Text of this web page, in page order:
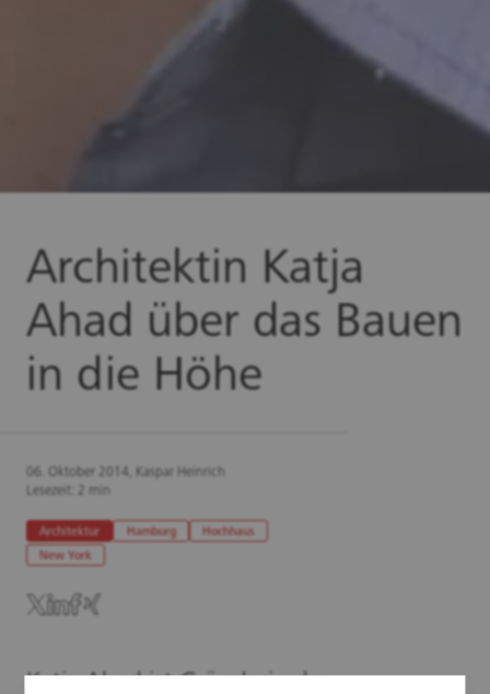
Architektin Katja
Ahad über das Bauen
in die Höhe
06. Oktober 2014, Kaspar Heinrich
Lesezeit: 2 min
Architektur Hamburg
Hochhaus
New York
Katja Ahad ist Gründerin des